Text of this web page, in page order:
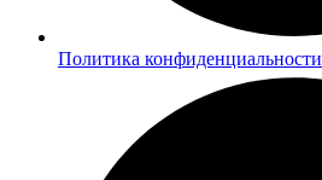
Политика конфиденциальности